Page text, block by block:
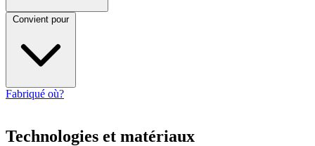
Convient pour
Fabriqué où?
Technologies et matériaux